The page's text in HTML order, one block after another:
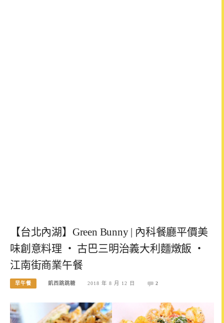
【台北內湖】Green Bunny | 內科餐廳平價美
味創意料理 ‧ 古巴三明治義大利麵燉飯 ‧
江南街商業午餐
早午餐 凱西跳跳糖 2018 年 8 月 12 日 2